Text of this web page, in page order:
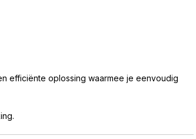
efficiënte oplossing waarmee je eenvoudig